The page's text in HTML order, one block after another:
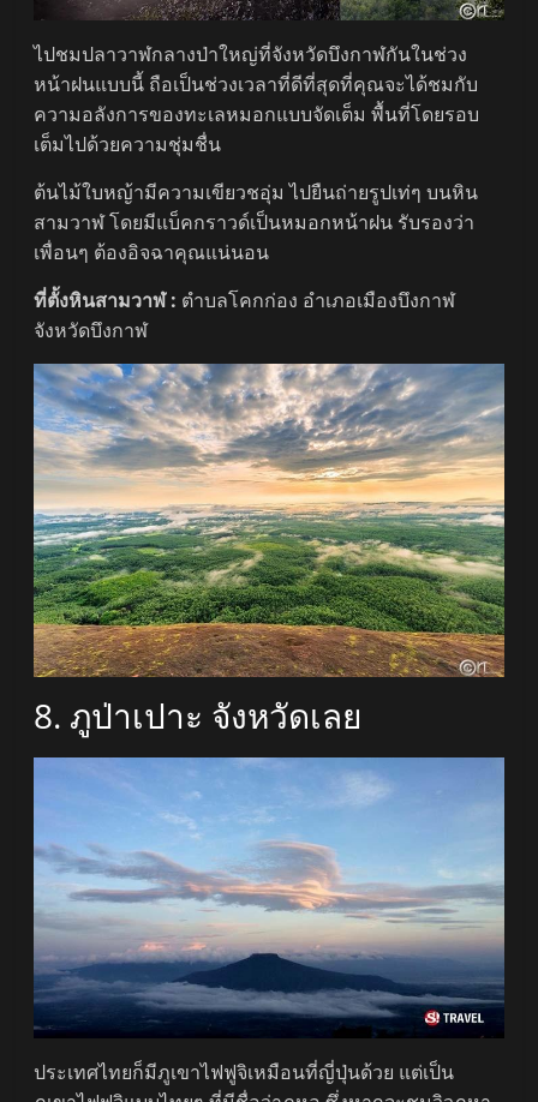
ไปชมปลาวาฬกลางป่าใหญ่ที่จังหวัดบึงกาฬกันในช่วง
หน้าฝนแบบนี้ ถือเป็นช่วงเวลาที่ดีที่สุดที่คุณจะได้ชมกับ
ความอลังการของทะเลหมอกแบบจัดเต็ม พื้นที่โดยรอบ
เต็มไปด้วยความชุ่มชื่น
ต้นไม้ใบหญ้ามีความเขียวชอุ่ม ไปยืนถ่ายรูปเท่ๆ บนหิน
สามวาฬ โดยมีแบ็คกราวด์เป็นหมอกหน้าฝน รับรองว่า
เพื่อนๆ ต้องอิจฉาคุณแน่นอน
ที่ตั้งหินสามวาฬ : ตำบลโคกก่อง อำเภอเมืองบึงกาฬ
จังหวัดบึงกาฬ
8. ภูป่าเปาะ จังหวัดเลย
ประเทศไทยก็มีภูเขาไฟฟูจิเหมือนที่ญี่ปุ่นด้วย แต่เป็น